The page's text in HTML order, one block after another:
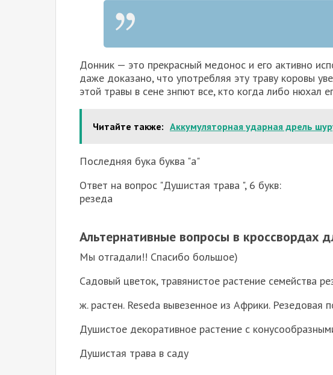
Донник — это прекрасный медонос и его активно
даже доказано, что употребляя эту траву коровы
этой травы в сене знпют все, кто когда либо нюхал
Читайте также: Аккумуляторная ударная дрель
Последняя бука буква "а"
Ответ на вопрос "Душистая трава ", 6 букв:
резеда
Альтернативные вопросы в кроссвордах
Мы отгадали!! Спасибо большое)
Садовый цветок, травянистое растение семейства
ж. растен. Reseda вывезенное из Африки. Резедовая
Душистое декоративное растение с
Душистая трава в саду